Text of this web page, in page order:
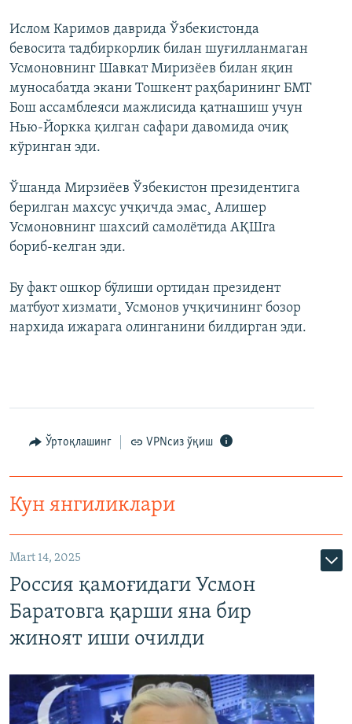
Ислом Каримов даврида Ўзбекистонда
бевосита тадбиркорлик билан шуғилланмаган
Усмоновнинг Шавкат Миризëев билан яқин
муносабатда экани Тошкент раҳбарининг БМТ
Бош ассамблеяси мажлисида қатнашиш учун
Нью-Йоркка қилган сафари давомида очиқ
кўринган эди.
Ўшанда Мирзиëев Ўзбекистон президентига
берилган махсус учқичда эмас¸ Алишер
Усмоновнинг шахсий самолëтида АҚШга
бориб-келган эди.
Бу факт ошкор бўлиши ортидан президент
матбуот хизмати¸ Усмонов учқичининг бозор
нархида ижарага олинганини билдирган эди.
Ўртоқлашинг VPNсиз ўқиш
Кун янгиликлари
Mart 14, 2025
Россия қамоғидаги Усмон
Баратовга қарши яна бир
жиноят иши очилди